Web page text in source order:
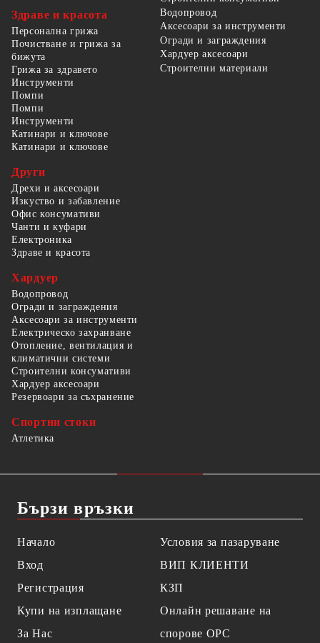
Здраве и красота
Персонална грижа
Почистване и грижа за
бижута
Грижа за здравето
Водопровод
Аксесоари за инструменти
Огради и заграждения
Хардуер аксесоари
Строителни материали
Инструменти
Помпи
Помпи
Инструменти
Катинари и ключове
Катинари и ключове
Други
Дрехи и аксесоари
Изкуство и забавление
Офис консумативи
Чанти и куфари
Електроника
Здраве и красота
Хардуер
Водопровод
Огради и заграждения
Аксесоари за инструменти
Електрическо захранване
Отопление, вентилация и
климатични системи
Строителни консумативи
Хардуер аксесоари
Резервоари за съхранение
Спортни стоки
Атлетика
Бързи връзки
Начало
Вход
Регистрация
Купи на изплащане
За Нас
Условия за пазаруване
ВИП КЛИЕНТИ
КЗП
Онлайн решаване на
спорове OPC